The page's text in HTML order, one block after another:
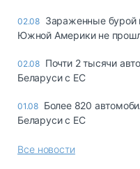
02.08 Зараженные бурой
Южной Америки не
02.08 Почти 2 тысячи
Беларуси с ЕС
01.08 Более 820
Беларуси с ЕС
Все новости